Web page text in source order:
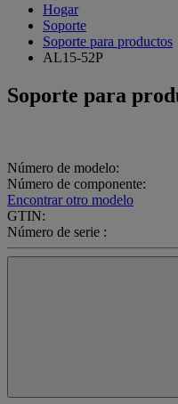
Hogar
Soporte
Soporte para productos
AL15-52P
Soporte para
Número de modelo:
Número de componente:
Encontrar otro modelo
GTIN:
Número de serie :